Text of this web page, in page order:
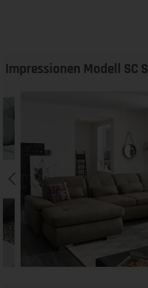
Impressionen Modell SC